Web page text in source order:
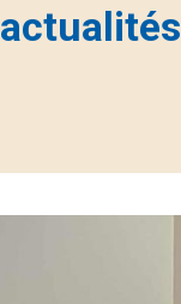
actualités